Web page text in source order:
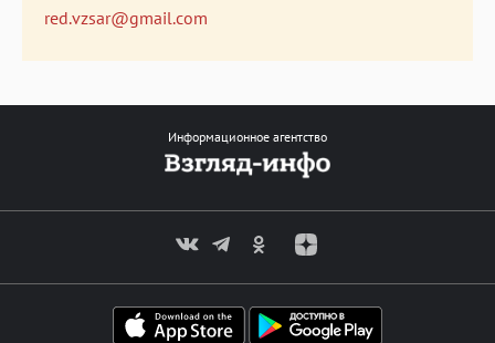
red.vzsar@gmail.com
Информационное агентство